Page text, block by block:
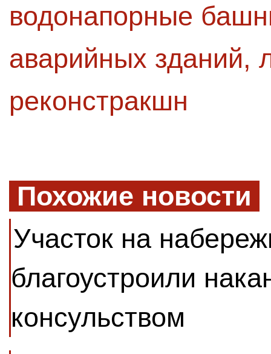
водонапорные
аварийных зданий,
реконстракшн
Похожие новости
Участок на
благоустроили
консульством